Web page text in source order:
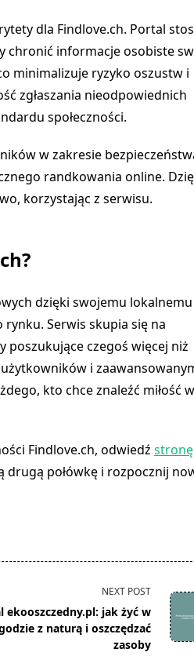
dla Findlove.ch. Portal
chronić informacje osobiste
minimalizuje ryzyko oszustw i
zgłaszania nieodpowiednich
społeczności.
w zakresie
randkowania online.
korzystając z serwisu.
dzięki swojemu lokalnemu
Serwis skupia się na
poszukujące czegoś więcej niż
i
kto chce znaleźć miłość w
Findlove.ch, odwiedźstronę
drugą połówkę i rozpocznij
NEXT POST
ekooszczedny.pl: jak żyć w
z naturą i oszczędzać
zasoby